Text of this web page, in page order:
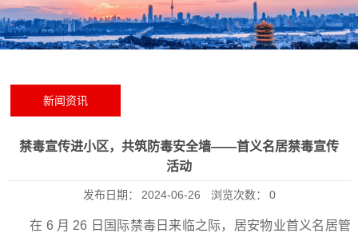
新闻资讯
禁毒宣传进小区，共筑防毒安全墙——首义名居禁毒宣传
活动
发布日期： 2024-06-26 浏览次数： 0
在 6 月 26 日国际禁毒日来临之际，居安物业首义名居管